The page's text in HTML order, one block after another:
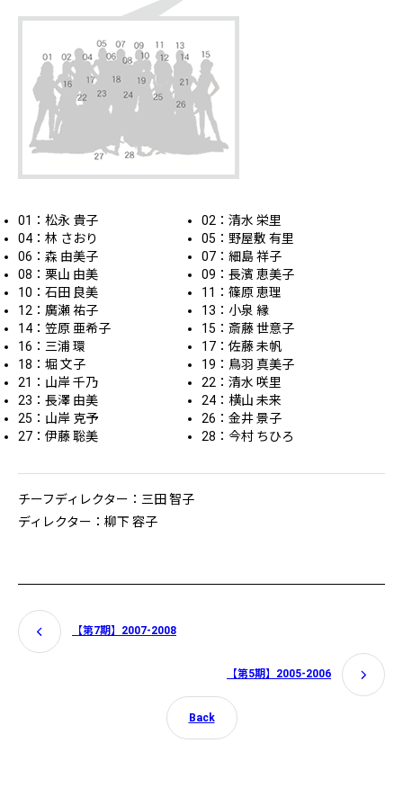
01：松永 貴子
02：清水 栄里
04：林 さおり
05：野屋敷 有里
06：森 由美子
07：細島 祥子
08：栗山 由美
09：長濱 恵美子
10：石田 良美
11：篠原 恵理
12：廣瀬 祐子
13：小泉 縁
14：笠原 亜希子
15：斎藤 世意子
16：三浦 環
17：佐藤 未帆
18：堀 文子
19：鳥羽 真美子
21：山岸 千乃
22：清水 咲里
23：長澤 由美
24：横山 未来
25：山岸 克予
26：金井 景子
27：伊藤 聡美
28：今村 ちひろ
チーフディレクター：三田 智子
ディレクター：柳下 容子
【第7期】2007-2008
Back
【第5期】2005-2006